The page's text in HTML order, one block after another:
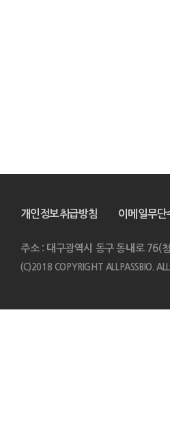
개인정보취급방침 이메일무단
주소 : 대구광역시 동구 동내로 76(
(C)2018 COPYRIGHT ALLPASSBIO.